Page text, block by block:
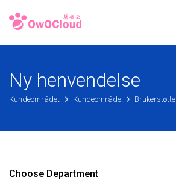
Ny henvendelse
Kundeområdet Kundeområde Brukerstøtte
Choose Department